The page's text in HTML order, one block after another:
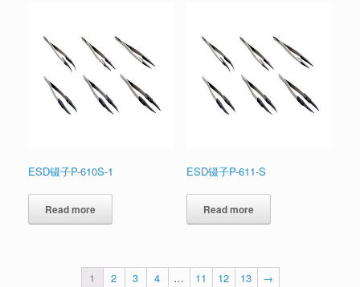
ESD镊子P-610S-1
Read more
ESD镊子P-611-S
Read more
1 2 3 4 … 11 12 13 →